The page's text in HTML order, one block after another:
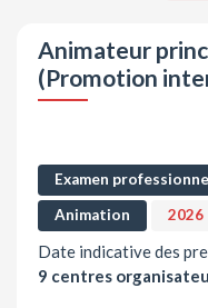
Animateur
(Promotion
Examen
Animation
2026
Date indicative des
9 centres